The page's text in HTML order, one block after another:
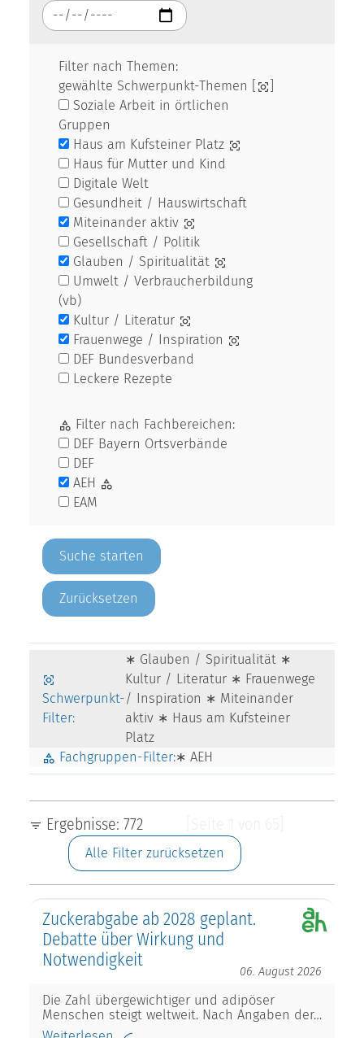
Filter nach Themen:
gewählte Schwerpunkt-Themen [
Soziale Arbeit in örtlichen
Gruppen
Haus am Kufsteiner Platz
Haus für Mutter und Kind
Digitale Welt
Gesundheit / Hauswirtschaft
Miteinander aktiv
Gesellschaft / Politik
Glauben / Spiritualität
Umwelt / Verbraucherbildung
(vb)
Kultur / Literatur
Frauenwege / Inspiration
DEF Bundesverband
Leckere Rezepte
Filter nach Fachbereichen:
DEF Bayern Ortsverbände
DEF
AEH
EAM
Zurücksetzen
Schwerpunkt-
Filter:
∗ Glauben / Spiritualität ∗
Kultur / Literatur ∗ Frauenwege
/ Inspiration ∗ Miteinander
aktiv ∗ Haus am Kufsteiner
Platz
Fachgruppen-Filter:∗ AEH
Ergebnisse: 772
Alle Filter zurücksetzen
Zuckerabgabe ab 2028 geplant.
Debatte über Wirkung und
Notwendigkeit
06. August 2026
Die Zahl übergewichtiger und adipöser
Menschen steigt weltweit. Nach Angaben der…